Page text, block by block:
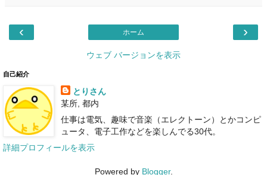
‹ ›
ホーム
ウェブ バージョンを表示
自己紹介
とりさん
某所, 都内
仕事は電気、趣味で音楽（エレクトーン）とかコンピ
ュータ、電子工作などを楽しんでる30代。
詳細プロフィールを表示
Powered by Blogger.